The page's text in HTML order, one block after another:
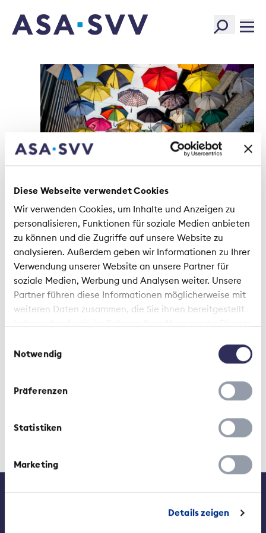
Diese Webseite verwendet Cookies
Wir verwenden Cookies, um Inhalte und Anzeigen zu
personalisieren, Funktionen für soziale Medien anbieten
zu können und die Zugriffe auf unsere Website zu
analysieren. Außerdem geben wir Informationen zu Ihrer
Verwendung unserer Website an unsere Partner für
soziale Medien, Werbung und Analysen weiter. Unsere
Partner führen diese Informationen möglicherweise mit
weiteren Daten zusammen, die Sie ihnen bereitgestellt
haben oder die sie im Rahmen Ihrer Nutzung der Dienste
Notwendig
Präferenzen
Statistiken
Marketing
Details zeigen
SVV Logo
Media